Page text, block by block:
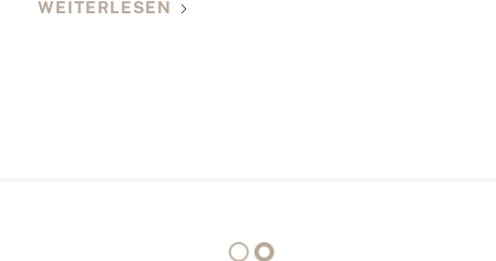
WEITERLESEN